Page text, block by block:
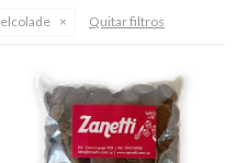
Quitar filtros